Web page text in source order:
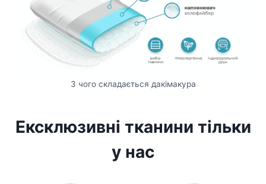
З чого складається дакімакура
Ексклюзивні тканини тільки
у нас